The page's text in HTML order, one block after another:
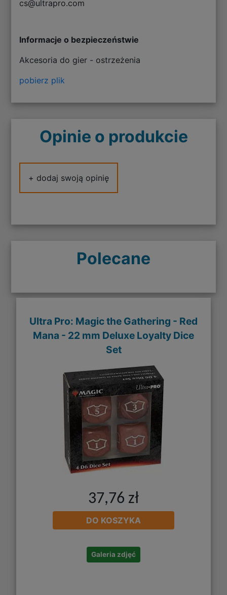
cs@ultrapro.com
Informacje o bezpieczeństwie
Akcesoria do gier - ostrzeżenia
pobierz plik
Opinie o produkcie
+ dodaj swoją opinię
Polecane
Ultra Pro: Magic the Gathering - Red
Mana - 22 mm Deluxe Loyalty Dice
Set
37,76 zł
DO KOSZYKA
Galeria zdjęć